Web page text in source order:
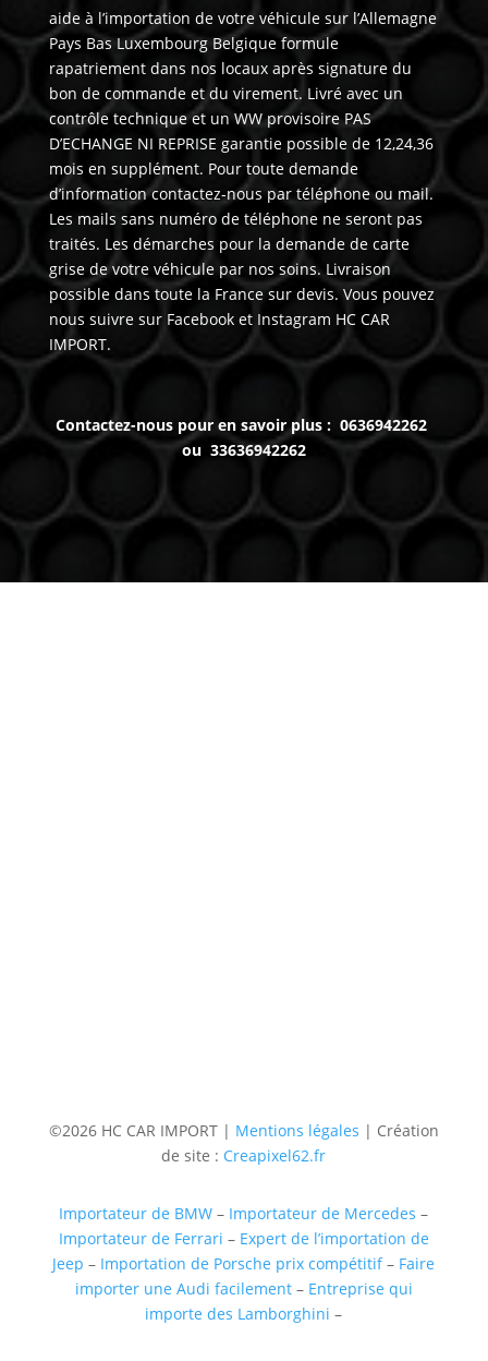
aide à l’importation de votre véhicule sur l’Allemagne
Pays Bas Luxembourg Belgique formule
rapatriement dans nos locaux après signature du
bon de commande et du virement. Livré avec un
contrôle technique et un WW provisoire PAS
D’ECHANGE NI REPRISE garantie possible de 12,24,36
mois en supplément. Pour toute demande
d’information contactez-nous par téléphone ou mail.
Les mails sans numéro de téléphone ne seront pas
traités. Les démarches pour la demande de carte
grise de votre véhicule par nos soins. Livraison
possible dans toute la France sur devis. Vous pouvez
nous suivre sur Facebook et Instagram HC CAR
IMPORT.
Contactez-nous pour en savoir plus : 0636942262
ou 33636942262
©2026 HC CAR IMPORT | Mentions légales | Création
de site : Creapixel62.fr
Importateur de BMW – Importateur de Mercedes –
Importateur de Ferrari – Expert de l’importation de
Jeep – Importation de Porsche prix compétitif– Faire
importer une Audi facilement– Entreprise qui
importe des Lamborghini –